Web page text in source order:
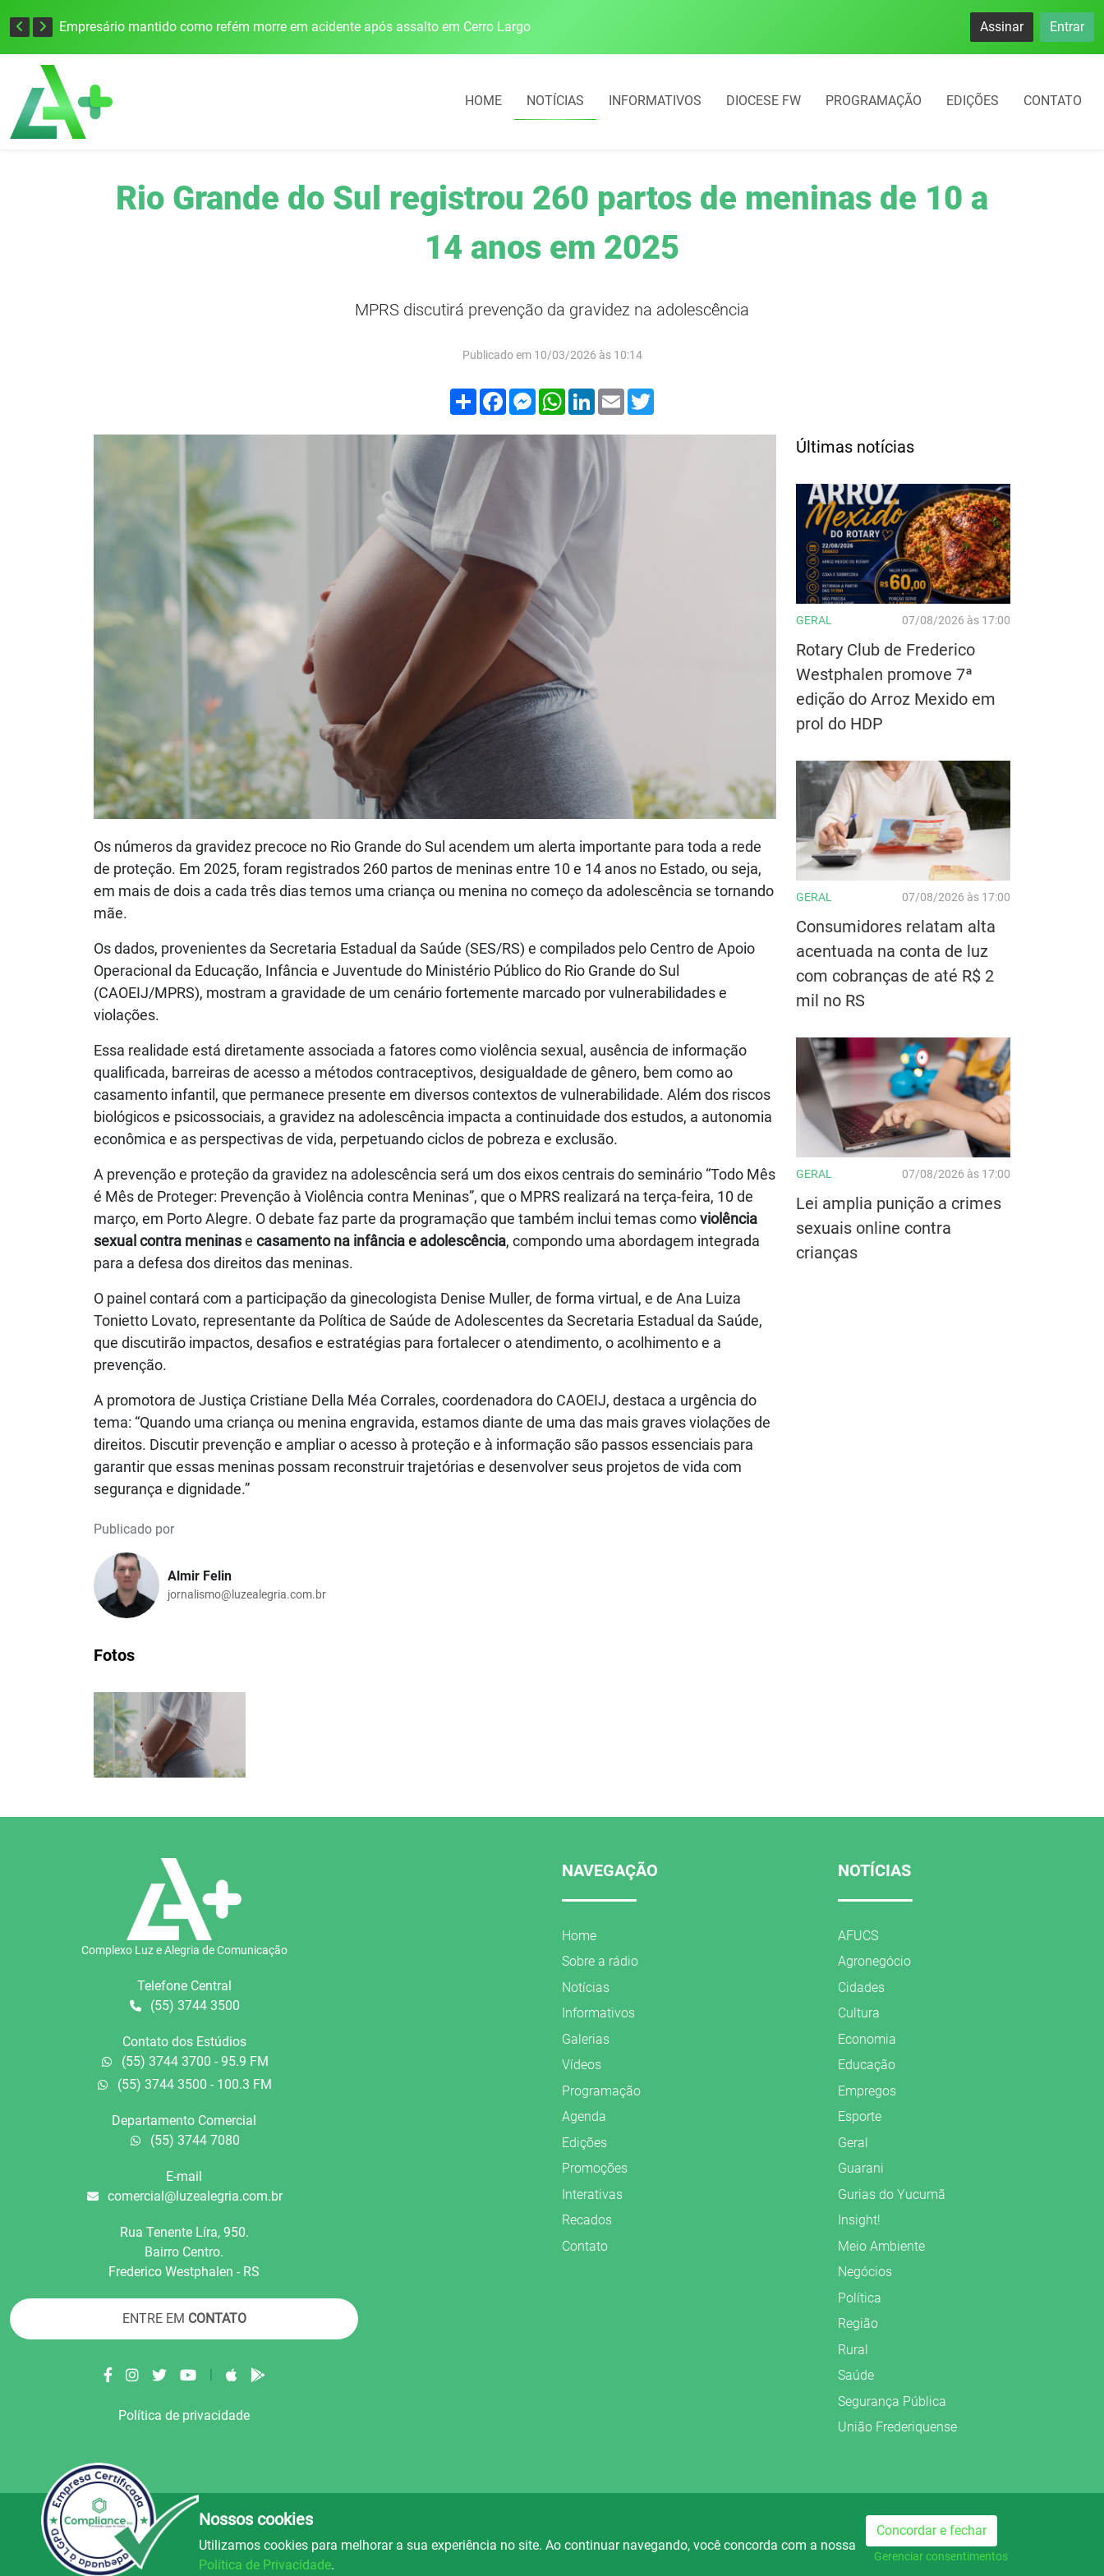
Empresário mantido como refém morre em acidente após assalto em Cerro Largo Cobrança do estacionamento rotativo começará em 10 dias em Frederico
Assinar Entrar
HOME NOTÍCIAS INFORMATIVOS DIOCESE FW PROGRAMAÇÃO EDIÇÕES CONTATO
Rio Grande do Sul registrou 260 partos de meninas de 10 a
14 anos em 2025
MPRS discutirá prevenção da gravidez na adolescência
Publicado em 10/03/2026 às 10:14
Compartilhar
FacebookMessenger
WhatsApp
LinkedIn
Email
Os números da gravidez precoce no Rio Grande do Sul acendem um alerta importante para toda a rede
de proteção. Em 2025, foram registrados 260 partos de meninas entre 10 e 14 anos no Estado, ou seja,
em mais de dois a cada três dias temos uma criança ou menina no começo da adolescência se tornando
mãe.
Os dados, provenientes da Secretaria Estadual da Saúde (SES/RS) e compilados pelo Centro de Apoio
Operacional da Educação, Infância e Juventude do Ministério Público do Rio Grande do Sul
(CAOEIJ/MPRS), mostram a gravidade de um cenário fortemente marcado por vulnerabilidades e
violações.
Essa realidade está diretamente associada a fatores como violência sexual, ausência de informação
qualificada, barreiras de acesso a métodos contraceptivos, desigualdade de gênero, bem como ao
casamento infantil, que permanece presente em diversos contextos de vulnerabilidade. Além dos riscos
biológicos e psicossociais, a gravidez na adolescência impacta a continuidade dos estudos, a autonomia
econômica e as perspectivas de vida, perpetuando ciclos de pobreza e exclusão.
A prevenção e proteção da gravidez na adolescência será um dos eixos centrais do seminário “Todo Mês
é Mês de Proteger: Prevenção à Violência contra Meninas”, que o MPRS realizará na terça-feira, 10 de
março, em Porto Alegre. O debate faz parte da programação que também inclui temas comoviolência
sexual contra meninase casamento na infância e adolescência, compondo uma abordagem integrada
para a defesa dos direitos das meninas.
O painel contará com a participação da ginecologista Denise Muller, de forma virtual, e de Ana Luiza
Tonietto Lovato, representante da Política de Saúde de Adolescentes da Secretaria Estadual da Saúde,
que discutirão impactos, desafios e estratégias para fortalecer o atendimento, o acolhimento e a
prevenção.
A promotora de Justiça Cristiane Della Méa Corrales, coordenadora do CAOEIJ, destaca a urgência do
tema: “Quando uma criança ou menina engravida, estamos diante de uma das mais graves violações de
direitos. Discutir prevenção e ampliar o acesso à proteção e à informação são passos essenciais para
garantir que essas meninas possam reconstruir trajetórias e desenvolver seus projetos de vida com
segurança e dignidade.”
Publicado por
Almir Felin
jornalismo@luzealegria.com.br
Fotos
Últimas notícias
GERAL 07/08/2026 às 17:00
Rotary Club de Frederico
Westphalen promove 7ª
edição do Arroz Mexido em
prol do HDP
GERAL 07/08/2026 às 17:00
Consumidores relatam alta
acentuada na conta de luz
com cobranças de até R$ 2
mil no RS
GERAL 07/08/2026 às 17:00
Lei amplia punição a crimes
sexuais online contra
crianças
Complexo Luz e Alegria de Comunicação
Telefone Central
(55) 3744 3500
Contato dos Estúdios
(55) 3744 3700 - 95.9 FM
(55) 3744 3500 - 100.3 FM
Departamento Comercial
(55) 3744 7080
E-mail
comercial@luzealegria.com.br
Rua Tenente Líra, 950.
Bairro Centro.
Frederico Westphalen - RS
ENTRE EM CONTATO
|
Política de privacidade
NAVEGAÇÃO
Home
Sobre a rádio
Notícias
Informativos
Galerias
Vídeos
Programação
Agenda
Edições
Promoções
Interativas
Recados
Contato
NOTÍCIAS
AFUCS
Agronegócio
Cidades
Cultura
Economia
Educação
Empregos
Esporte
Geral
Guarani
Gurias do Yucumã
Insight!
Meio Ambiente
Negócios
Política
Região
Rural
Saúde
Segurança Pública
União Frederiquense
© Copyright 2022.LA+.Todos os direitos reservados. Preparado no
e Alegria FM 106.5 Rádio Avenida 89.9 Rádio Fortaleza Rádio Ametista Rádio Palmeira FM Rádio Palmeira AM
Nossos cookies
Utilizamos cookies para melhorar a sua experiência no site. Ao continuar navegando, você concorda com a nossa
Política de Privacidade.
Concordar e fechar
Gerenciar consentimentos